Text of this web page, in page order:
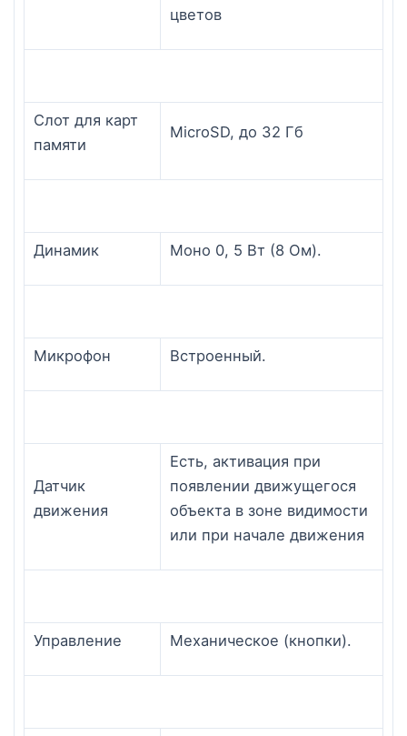
цветов
Слот для карт
памяти
MicroSD, до 32 Гб
Динамик Моно 0, 5 Вт (8 Ом).
Микрофон Встроенный.
Датчик
движения
Есть, активация при
появлении движущегося
объекта в зоне видимости
или при начале движения
Управление Механическое (кнопки).